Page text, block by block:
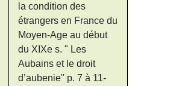
la condition des
étrangers en France du
Moyen-Age au début
du XIXe s. " Les
Aubains et le droit
d’aubenie" p. 7 à 11-